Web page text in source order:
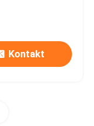
Kontakt